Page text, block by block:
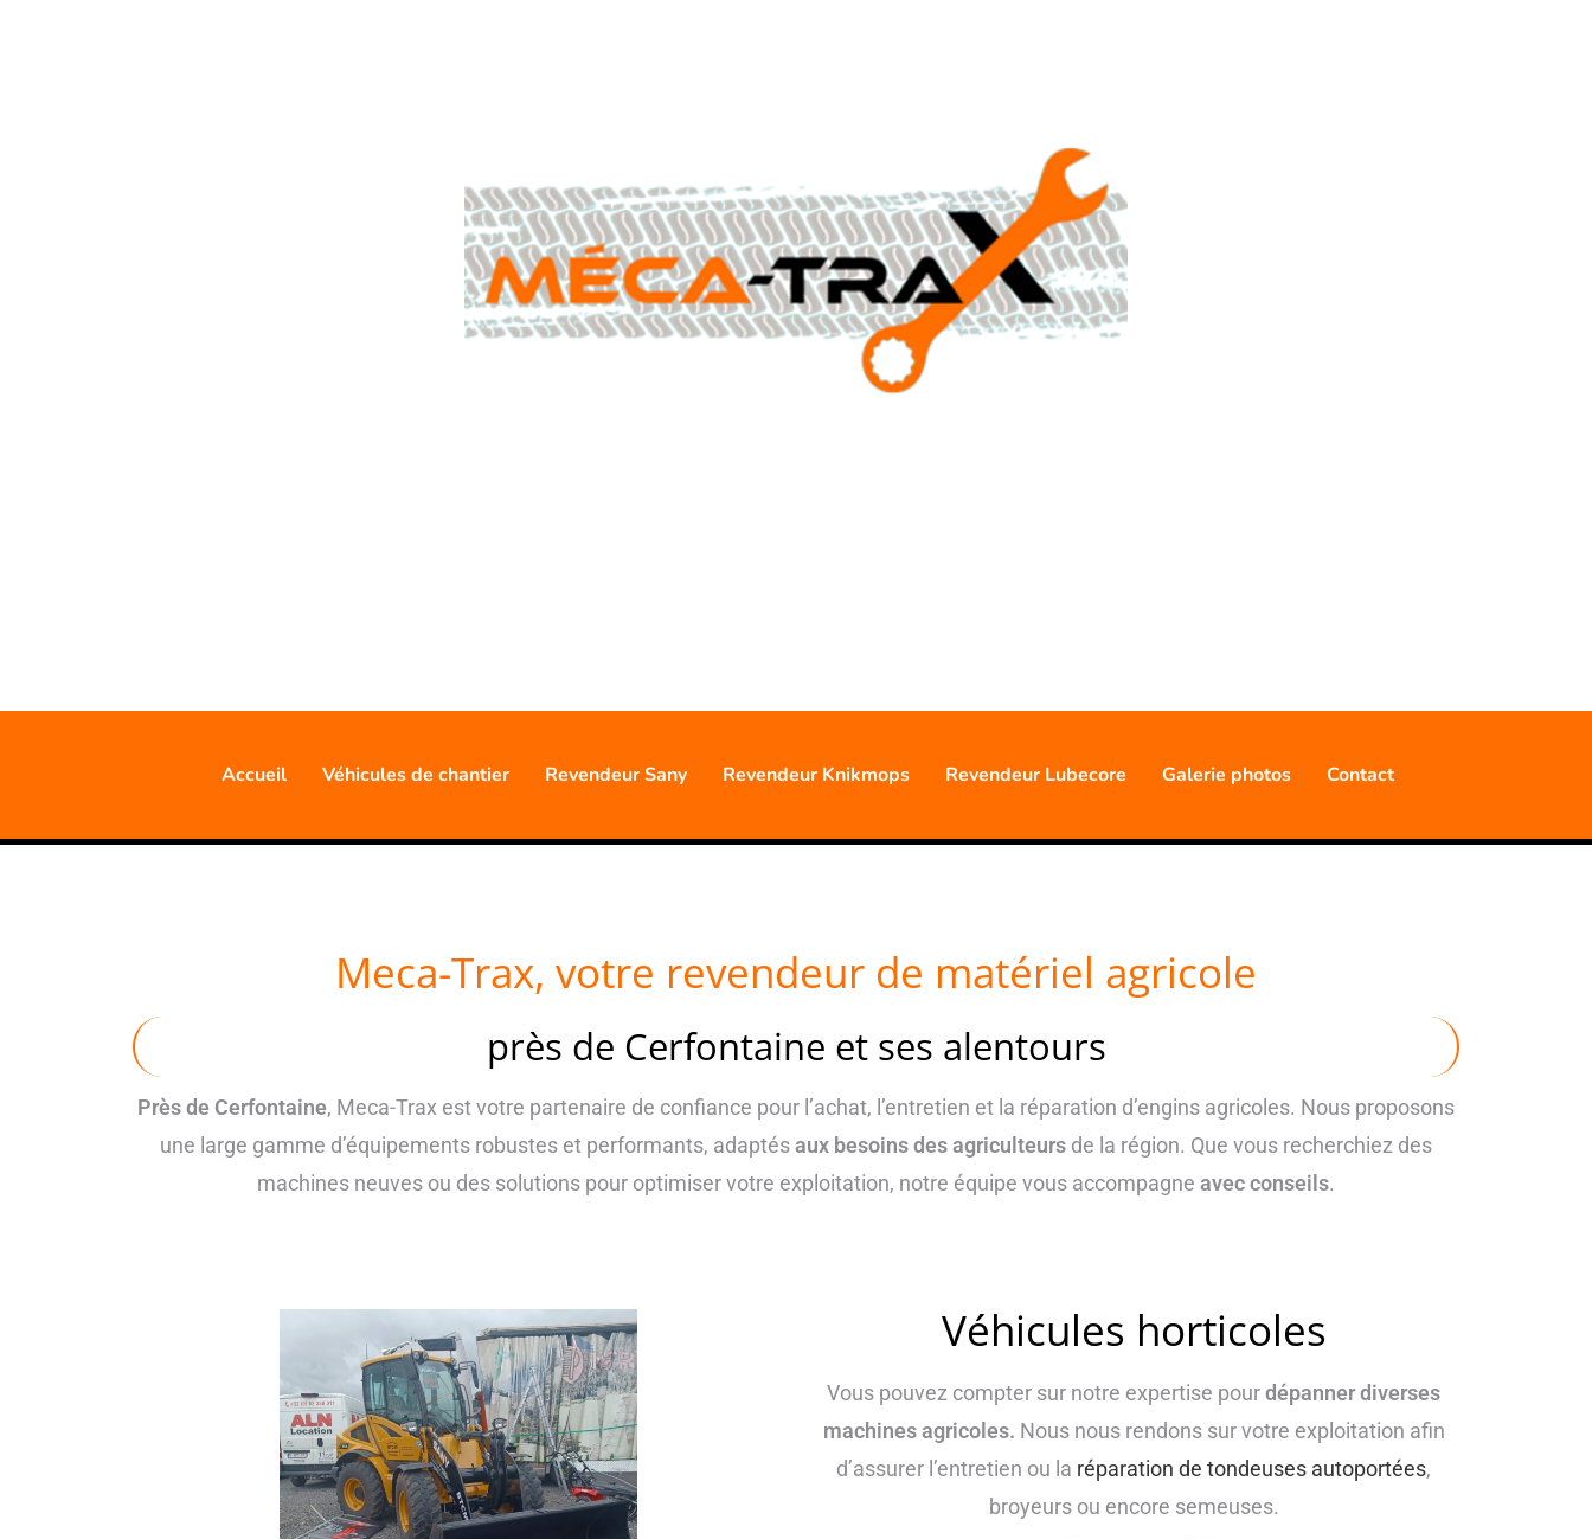
Accueil Véhicules de chantier Revendeur Sany Revendeur Knikmops Revendeur Lubecore Galerie photos Contact
Meca-Trax, votre revendeur de matériel agricole
près de Cerfontaine et ses alentours
Près de Cerfontaine, Meca-Trax est votre partenaire de confiance pour l’achat, l’entretien et la réparation d’engins agricoles. Nous proposons
une large gamme d’équipements robustes et performants, adaptésaux besoins des agriculteurs de la région. Que vous recherchiez des
machines neuves ou des solutions pour optimiser votre exploitation, notre équipe vous accompagne avec conseils.
Véhicules horticoles
Vous pouvez compter sur notre expertise pourdépanner diverses
machines agricoles. Nous nous rendons sur votre exploitation afin
d’assurer l’entretien ou la réparation de tondeuses autoportées,
broyeurs ou encore semeuses.